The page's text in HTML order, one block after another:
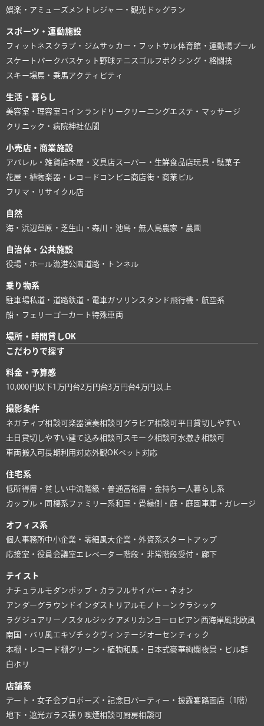
娯楽・アミューズメント レジャー・観光 ドッグラン
スポーツ・運動施設
フィットネスクラブ・ジム サッカー・フットサル体育館・運動場プール
スケートパーク バスケット 野球テニス ゴルフ ボクシング・格闘技
スキー場馬・乗馬アクティビティ
生活・暮らし
美容室・理容室 コインランドリー クリーニングエステ・マッサージ
クリニック・病院神社仏閣
小売店・商業施設
アパレル・雑貨店本屋・文具店 スーパー・生鮮食品店玩具・駄菓子
花屋・植物楽器・レコード コンビニ商店街・商業ビル
フリマ・リサイクル店
自然
海・浜辺 草原・芝生山・森川・池島・無人島農家・農園
自治体・公共施設
役場・ホール漁港公園 道路・トンネル
乗り物系
駐車場私道・道路鉄道・電車 ガソリンスタンド 飛行機・航空系
船・フェリー ゴーカート特殊車両
場所・時間貸しOK
こだわりで探す
料金・予算感
10,000円以下1万円台2万円台3万円台4万円以上
撮影条件
ネガティブ相談可楽器演奏相談可 グラビア相談可 平日貸切しやすい
土日貸切しやすい建て込み相談可 スモーク相談可 水撒き相談可
車両搬入可長期利用対応外観OKペット対応
住宅系
低所得層・貧しい中流階級・普通富裕層・金持ち 一人暮らし系
カップル・同棲系ファミリー系和室・畳縁側・庭・庭園 車庫・ガレージ
オフィス系
個人事務所中小企業・零細風大企業・外資系スタートアップ
応接室・役員会議室 エレベーター 階段・非常階段受付・廊下
テイスト
ナチュラルモダンポップ・カラフルサイバー・ネオン
アンダーグラウンド インダストリアルモノトーン クラシック
ラグジュアリー ノスタルジック アメリカン ヨーロピアン 西海岸風北欧風
南国・バリ風 エキゾチック ヴィンテージ オーセンティック
本棚・レコード棚グリーン・植物和風・日本式豪華絢爛夜景・ビル群
白ホリ
店舗系
デート・女子会プロポーズ・記念日 パーティー・披露宴路面店（1階）
地下・遮光ガラス張り 喫煙相談可 厨房相談可